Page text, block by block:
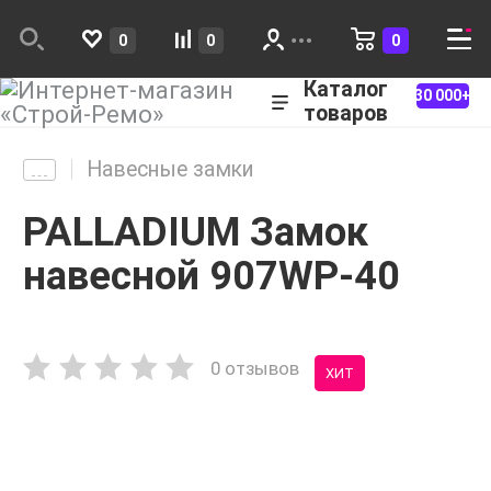
0 0 0
Каталог
товаров
30 000+
Навесные замки
PALLADIUM Замок
навесной 907WP-40
0 отзывов ХИТ